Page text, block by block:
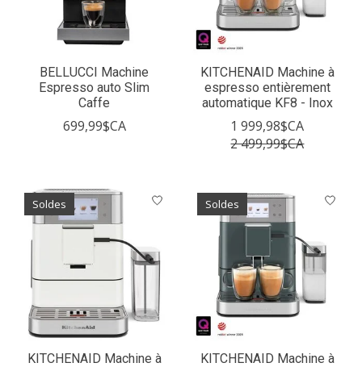
BELLUCCI Machine
Espresso auto Slim
Caffe
699,99$CA
KITCHENAID Machine à
espresso entièrement
automatique KF8 - Inox
1 999,98$CA
2 499,99$CA
Soldes
KITCHENAID Machine à
Soldes
KITCHENAID Machine à